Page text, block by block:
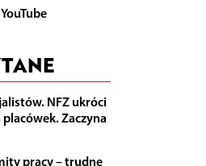
NFZ ukróci
Zaczyna
pracy – trudne